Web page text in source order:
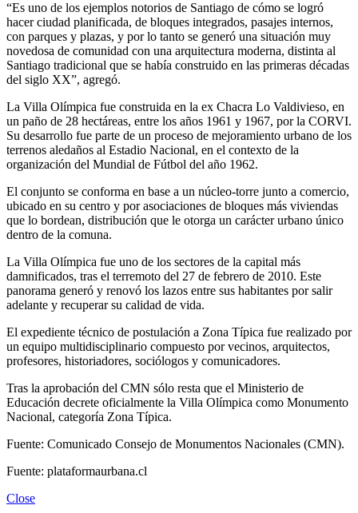
“Es uno de los ejemplos notorios de Santiago de cómo se logró
hacer ciudad planificada, de bloques integrados, pasajes internos,
con parques y plazas, y por lo tanto se generó una situación muy
novedosa de comunidad con una arquitectura moderna, distinta al
Santiago tradicional que se había construido en las primeras décadas
del siglo XX”, agregó.
La Villa Olímpica fue construida en la ex Chacra Lo Valdivieso, en
un paño de 28 hectáreas, entre los años 1961 y 1967, por la CORVI.
Su desarrollo fue parte de un proceso de mejoramiento urbano de los
terrenos aledaños al Estadio Nacional, en el contexto de la
organización del Mundial de Fútbol del año 1962.
El conjunto se conforma en base a un núcleo-torre junto a comercio,
ubicado en su centro y por asociaciones de bloques más viviendas
que lo bordean, distribución que le otorga un carácter urbano único
dentro de la comuna.
La Villa Olímpica fue uno de los sectores de la capital más
damnificados, tras el terremoto del 27 de febrero de 2010. Este
panorama generó y renovó los lazos entre sus habitantes por salir
adelante y recuperar su calidad de vida.
El expediente técnico de postulación a Zona Típica fue realizado por
un equipo multidisciplinario compuesto por vecinos, arquitectos,
profesores, historiadores, sociólogos y comunicadores.
Tras la aprobación del CMN sólo resta que el Ministerio de
Educación decrete oficialmente la Villa Olímpica como Monumento
Nacional, categoría Zona Típica.
Fuente: Comunicado Consejo de Monumentos Nacionales (CMN).
Fuente: plataformaurbana.cl
Close